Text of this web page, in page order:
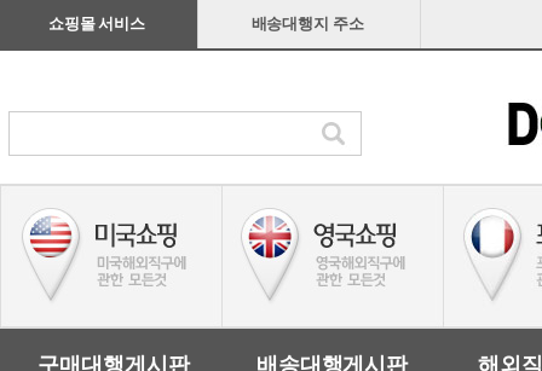
쇼핑몰 서비스 배송대행지 주소
구매대행게시판 배송대행게시판 해외